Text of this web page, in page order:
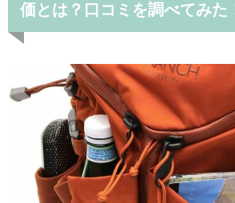
価とは？口コミを調べてみた